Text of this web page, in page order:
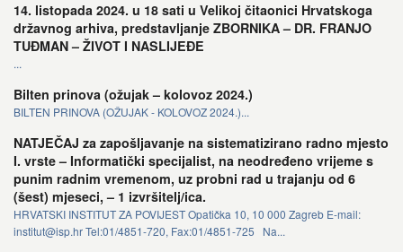
14. listopada 2024. u 18 sati u Velikoj čitaonici Hrvatskoga
državnog arhiva, predstavljanje ZBORNIKA – DR. FRANJO
TUĐMAN – ŽIVOT I NASLIJEĐE
...
Bilten prinova (ožujak – kolovoz 2024.)
BILTEN PRINOVA (OŽUJAK - KOLOVOZ 2024.)...
NATJEČAJ za zapošljavanje na sistematizirano radno mjesto
I. vrste – Informatički specijalist, na neodređeno vrijeme s
punim radnim vremenom, uz probni rad u trajanju od 6
(šest) mjeseci, – 1 izvršitelj/ica.
HRVATSKI INSTITUT ZA POVIJEST Opatička 10, 10 000 Zagreb E-mail:
institut@isp.hr Tel:01/4851-720, Fax:01/4851-725 Na...